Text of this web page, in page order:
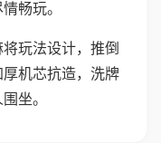
畅玩。
玩法设计，推倒
机芯抗造，洗牌
坐。